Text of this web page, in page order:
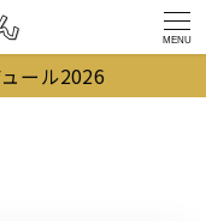
MENU
ール2026